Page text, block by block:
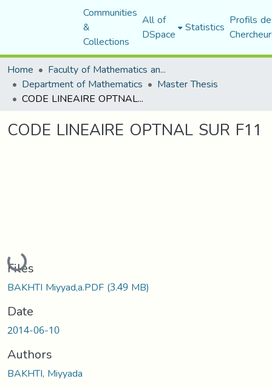
Communities
&
Collections
All of
DSpace Statistics Profils
Home
Faculty of Mathematics and Computer Science
Department of Mathematics Master Thesis
CODE LINEAIRE OPTNAL SUR F11
CODE LINEAIRE OPTNAL SUR F11
Loading...
Files
BAKHTI Miyyad,a.PDF(3.49 MB)
Date
2014-06-10
Authors
BAKHTI, Miyyada